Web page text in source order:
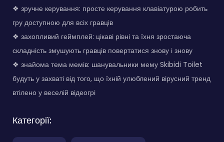
❖ зручне керування: просте керування клавіатурою робить
гру доступною для всіх гравців
❖ захопливий геймплей: цікаві рівні та їхня зростаюча
складність змушують гравців повертатися знову і знову
❖ знайома тема мемів: шанувальники мему Skibidi Toilet
будуть у захваті від того, що їхній улюблений вірусний тренд
втілено у веселій відеогрі
Категорії: